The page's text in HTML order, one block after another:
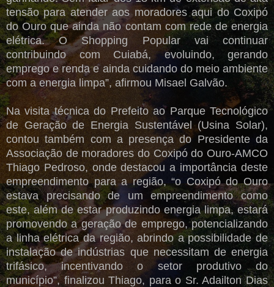
tensão para atender aos moradores aqui do Coxipó
do Ouro que ainda não contam com rede de energia
elétrica. O Shopping Popular vai continuar
contribuindo com Cuiabá, evoluindo, gerando
emprego e renda e ainda cuidando do meio ambiente
com a energia limpa”, afirmou Misael Galvão.
Na visita técnica do Prefeito ao Parque Tecnológico
de Geração de Energia Sustentável (Usina Solar),
contou também com a presença do Presidente da
Associação de moradores do Coxipó do Ouro-AMCO
Thiago Pedroso, onde destacou a importância deste
empreendimento para a região, “o Coxipó do Ouro
estava precisando de um empreendimento como
este, além de estar produzindo energia limpa, estará
promovendo a geração de emprego, potencializando
a linha elétrica da região, abrindo a possibilidade de
instalação de indústrias que necessitam de energia
trifásico, incentivando o setor produtivo do
município”, finalizou Thiago, para o Sr. Adailton Dias